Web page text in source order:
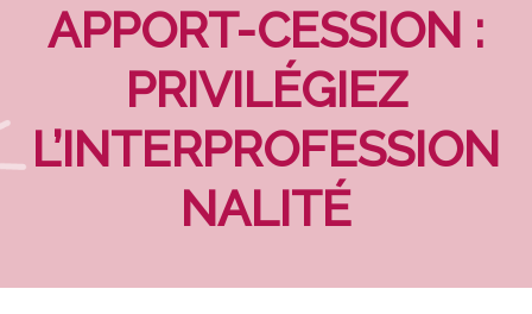
APPORT-CESSION :
PRIVILÉGIEZ
L’INTERPROFESSION
NALITÉ